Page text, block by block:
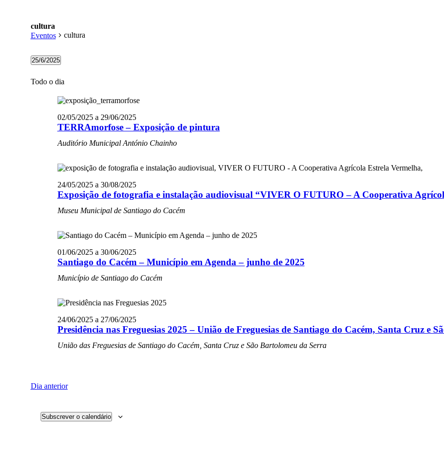
cultura
Eventos
cultura
Eventos
25/06/2025
25/6/2025
a
data.
Todo o dia
TERRAmorfose – Exposição de pintura
02/05/2025a 29/06/2025
Auditório Municipal António Chainho
Exposição de fotografia e instalação audiovisual “VIVER O FUTURO – A Cooperativa
24/05/2025a 30/08/2025
Museu Municipal de Santiago do Cacém
Santiago do Cacém – Município em Agenda – junho de 2025
01/06/2025a 30/06/2025
Município de Santiago do Cacém
Presidência nas Freguesias 2025 – União de Freguesias de Santiago do Cacém, Santa Cruz e
24/06/2025a 27/06/2025
União das Freguesias de Santiago do Cacém, Santa Cruz e São Bartolomeu da Serra
Dia anterior
Subscrever o calendário